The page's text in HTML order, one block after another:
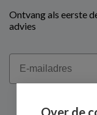
Ontvang als eerste
advies
Email
Over de